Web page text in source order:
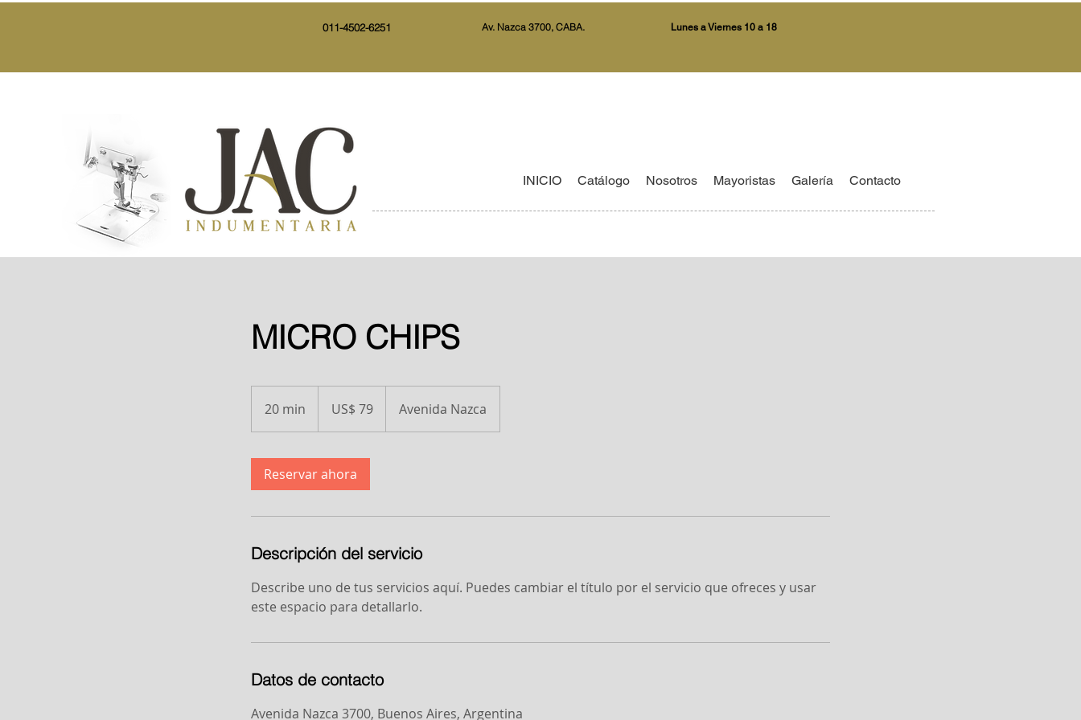
011-4502-6251 Av. Nazca 3700, CABA. Lunes a Viernes 10 a 18
INICIO Catálogo Nosotros Mayoristas Galería Contacto
MICRO CHIPS
20 min
0
i
estadounidenses
US$ 79 Avenida Nazca
Reservar ahora
Descripción del servicio
Describe uno de tus servicios aquí. Puedes cambiar el título por el servicio que ofreces y usar
este espacio para detallarlo.
Datos de contacto
Avenida Nazca 3700, Buenos Aires, Argentina